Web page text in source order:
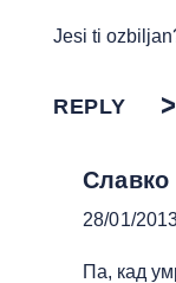
Jesi ti
REPLY
Славко
28/01/
Па, кад